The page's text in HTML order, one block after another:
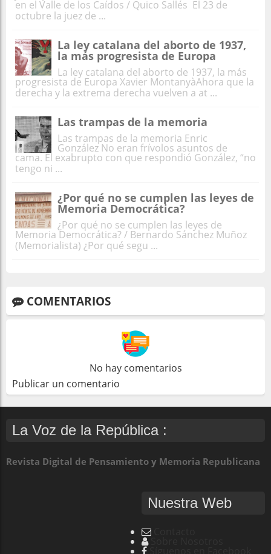
en el Valle de los Caídos / Quico Sallés El 23 de
octubre la juez de ...
La ley catalana del aborto de 1937,
la más progresista de Europa
La ley catalana del aborto de 1937, la más
progresista de Europa Xavier MontanyàAhora que la
derecha y la extrema derecha vuelven a at ...
Las trampas de la memoria
Las trampas de la memoria Enric
González No eran frívolos asuntos de
cama. El exabrupto con que respondió González, “no
tengo ni ...
¿Por qué no se cumplen las leyes de
Memoria Democrática?
¿Por qué no se cumplen las leyes de
Memoria Democrática? / Bernardo Sánchez Muñoz
(Memorialista) ¿Por qué segu ...
COMENTARIOS
No hay comentarios
Publicar un comentario
La Voz de la República :
Revista Digital de Pensamiento y Memoria Republicana
Nuestra Web